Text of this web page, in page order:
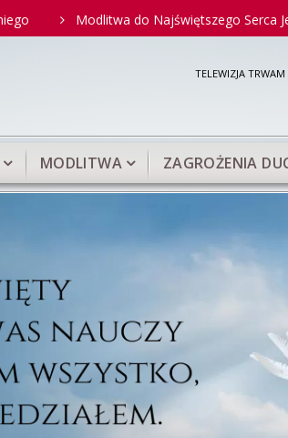
Modlitwa do Najświętszego Serca Jezusa
TELEWIZJA TRWAM
MODLITWA ZAGROŻENIA